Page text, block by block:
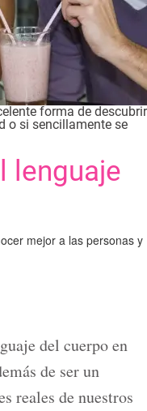
forma de descubrir
o si sencillamente se
lenguaje
mejor a las personas y
del cuerpo en
de ser un
reales de nuestros